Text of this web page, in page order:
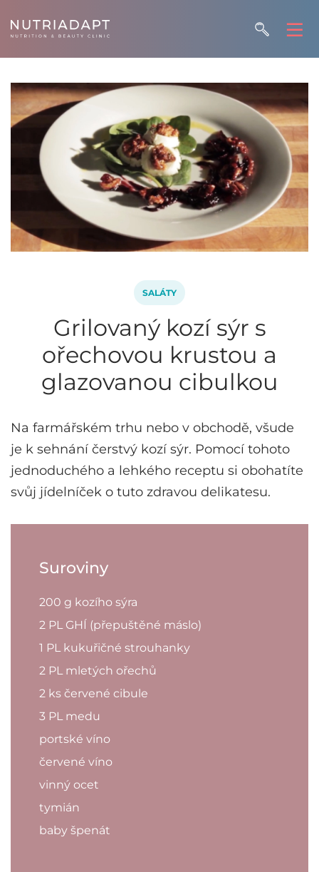
SALÁTY
Grilovaný kozí sýr s
ořechovou krustou a
glazovanou cibulkou
Na farmářském trhu nebo v obchodě, všude
je k sehnání čerstvý kozí sýr. Pomocí tohoto
jednoduchého a lehkého receptu si obohatíte
svůj jídelníček o tuto zdravou delikatesu.
Suroviny
200 g kozího sýra
2 PL GHÍ (přepuštěné máslo)
1 PL kukuřičné strouhanky
2 PL mletých ořechů
2 ks červené cibule
3 PL medu
portské víno
červené víno
vinný ocet
tymián
baby špenát